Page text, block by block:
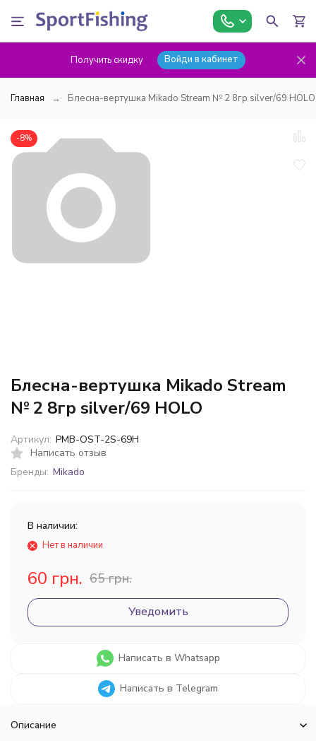
Получить скидку Войди в кабинет
Главная Блесна-вертушка Mikado Stream № 2 8гр silver/69 HOLO
-8%
Блесна-вертушка Mikado Stream
№ 2 8гр silver/69 HOLO
Написать отзыв
Бренды: Mikado
Артикул: PMB-OST-2S-69H
В наличии:
Нет в наличии
60 грн. 65 грн.
Уведомить
Написать в Whatsapp
Написать в Telegram
Описание